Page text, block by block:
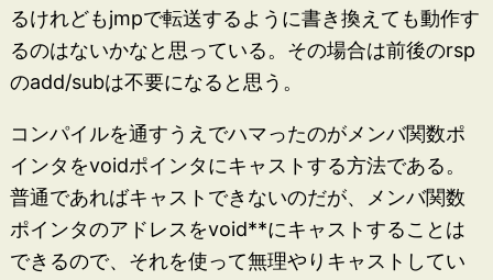
るけれどもjmpで転送するように書き換えても動作す
るのはないかなと思っている。その場合は前後のrsp
のadd/subは不要になると思う。
コンパイルを通すうえでハマったのがメンバ関数ポ
インタをvoidポインタにキャストする方法である。
普通であればキャストできないのだが、メンバ関数
ポインタのアドレスをvoid**にキャストすることは
できるので、それを使って無理やりキャストしてい